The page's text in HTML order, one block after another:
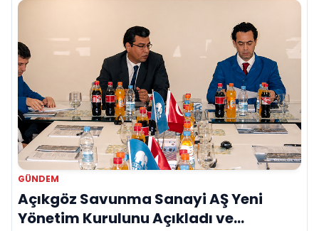
GÜNDEM
Açıkgöz Savunma Sanayi AŞ Yeni
Yönetim Kurulunu Açıkladı ve